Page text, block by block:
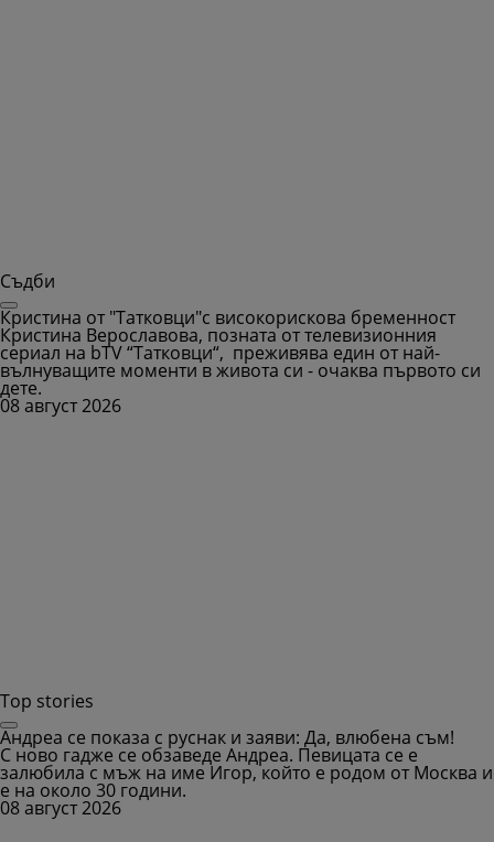
Съдби
Кристина от "Татковци"с високорискова бременност
Кристина Верославова, позната от телевизионния
сериал на bTV “Татковци“, преживява един от най-
вълнуващите моменти в живота си - очаква първото си
дете.
08 август 2026
Top stories
Андреа се показа с руснак и заяви: Да, влюбена съм!
С ново гадже се обзаведе Андреа. Певицата се е
залюбила с мъж на име Игор, който е родом от Москва и
е на около 30 години.
08 август 2026